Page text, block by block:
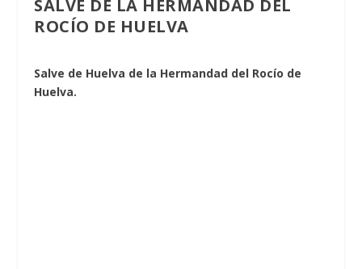
SALVE DE LA HERMANDAD DEL
ROCÍO DE HUELVA
Salve de Huelva de la Hermandad del Rocío de
Huelva.